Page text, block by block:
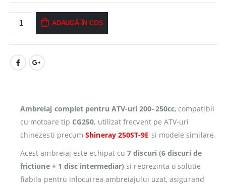
ADAUGĂ ÎN COȘ
Ambreiaj complet pentru ATV-uri 200–250cc, compatibil
cu motoare tip CG250, utilizat frecvent pe ATV-uri
chinezesti precumShineray 250ST-9E si modele similare.
Acest ambreiaj este echipat cu7 discuri (6 discuri de
frictiune + 1 disc intermediar) si reprezinta o solutie
fiabila pentru inlocuirea ambreiajului uzat, asigurand